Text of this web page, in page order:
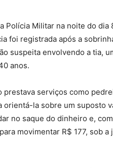
Polícia Militar na noite do dia
foi registrada após a
suspeita envolvendo a tia,
anos.
serviços como
orientá-la sobre um suposto
no saque do dinheiro e,
movimentar R$ 177, sob